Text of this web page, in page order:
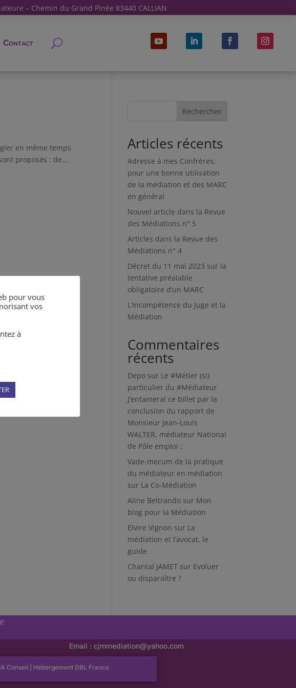
– Chemin du Grand Pinée 83440 CALLIAN
Contact
en même temps
proposés : de...
Rechercher
Articles récents
Adresse à mes Confrères,
pour une bonne utilisation
de la médiation et des MARC
en général
Nouvel article dans la Revue
des Médiations n° 5
Articles dans la Revue des
Médiations n° 4
Décret du 11 mai 2023 sur la
tentative préalable
obligatoire d’un MARC
L’Incompétence du Juge et la
Médiation
Commentaires
récents
Depo sur Le #Métier (si)
particulier du #Médiateur
J’entamerai ce billet par la
conclusion du rapport de
Monsieur Jean-Louis
WALTER, médiateur National
de Pôle emploi :
Vade-mecum de la pratique
du médiateur en médiation
sur La Co-Médiation
Aline Beltrando sur Mon
blog pour la Médiation
Elvire Vignon sur La
médiation et l’avocat, le
guide
Chantal JAMET sur Evoluer
ou disparaître ?
Email :cjmmediation@yahoo.com
Conseil Hébergement DBL France
pour vous
vos
à